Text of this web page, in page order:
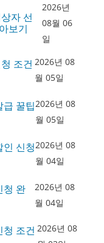
자 선
보기
2026년
08월 06
일
조건 2026년 08
월 05일
꿀팁2026년 08
월 05일
신청2026년 08
월 04일
청 완
2026년 08
월 04일
조건 2026년 08